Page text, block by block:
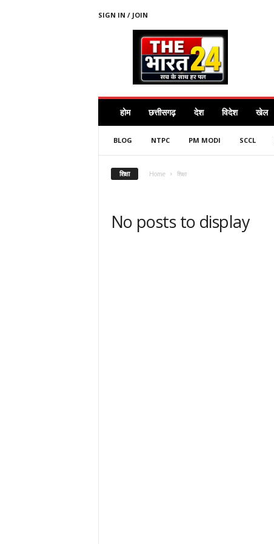
SIGN IN / JOIN
4
होम छत्तीसगढ़ देश विदेश खेल
BLOG NTPC PM MODI SCCL
शिक्षा Home शिक्षा
No posts to display